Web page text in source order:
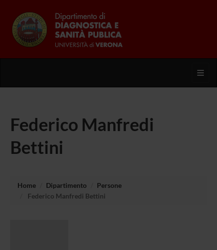
Federico Manfredi
Bettini
Home Dipartimento
Persone
Federico Manfredi Bettini